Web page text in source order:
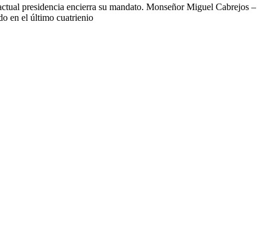
presidencia encierra su mandato. Monseñor Miguel Cabrejos –
en el último cuatrienio